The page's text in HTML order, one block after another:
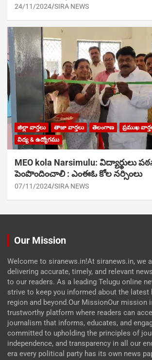
24/11/2024 SIRA NEWS
జిల్లా వార్తలు తాజా వార్తలు తెలంగాణ
ప్రముఖ
విద్య & ఉద్యోగము
MEO kola Narsimulu: విద్యార్థులు
పెంపొందించాలి : ఎంఈఓ కోల నర్సింలు
07/11/2024 SIRA NEWS
Our Mission
Welcome to siranews.in!At siranews.in, we
delivering accurate, timely, and relevant
to our readers. As a leading Telugu online
strive to keep you informed about the latest
region and beyond.Our MissionOur mission
trustworthy platform where readers can
journalism that informs, educates, and
committed to upholding the principles of
independence, and transparency in all our
era every political party has its own news